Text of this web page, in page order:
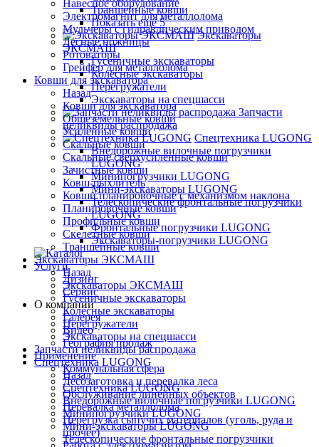
Траншейные ковши
Показать ещё 5
Экскаваторы
ЭКСМАШ
Гусеничные экскаваторы
Колёсные экскаваторы
Перегружатели
Экскаваторы на спецшасси
Запчасти
неликвиды распродажа
Спецтехника LUGONG
Внедорожные вилочные погрузчики
LUGONG
Минипогрузчики LUGONG
Мини-экскаваторы LUGONG
Телескопические фронтальные погрузчики
LUGONG
Фронтальные погрузчики LUGONG
Экскаваторы-погрузчики LUGONG
Услуги
Лизинг
Сервис
О компании
Галерея
Видео
География продаж
Применение
Коммунальная сфера
Лесозаготовка и перевалка леса
Обслуживание линейных объектов
Перевалка металлолома
Перегрузка сыпучих материалов (уголь, руда и
прочее)
Навесное оборудование
Электромагнит для металлолома
Мульчеры с гидравлическим приводом
Лесные ножницы
Ротоваторы
Грейфер для металлолома
Ковши для экскаватора
Назад
Ковши для экскаватора
Общеземельные ковши
Усиленные ковши
Скальные ковши
Скальные сверхусиленные ковши
Зачистные ковши
Ковш-рыхлитель
Ковши планировочные с механизмом наклона
Планировочные ковши
Профильные ковши
Скелетные ковши
Траншейные ковши
Экскаваторы ЭКСМАШ
Назад
Экскаваторы ЭКСМАШ
Гусеничные экскаваторы
Колёсные экскаваторы
Перегружатели
Экскаваторы на спецшасси
Запчасти неликвиды распродажа
Спецтехника LUGONG
Назад
Спецтехника LUGONG
Внедорожные вилочные погрузчики LUGONG
Минипогрузчики LUGONG
Мини-экскаваторы LUGONG
Телескопические фронтальные погрузчики